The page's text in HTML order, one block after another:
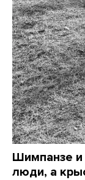
Шимпанзе и
люди, а